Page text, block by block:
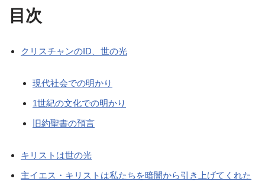
目次
クリスチャンのID、世の光
現代社会での明かり
1世紀の文化での明かり
旧約聖書の預言
キリストは世の光
主イエス・キリストは私たちを暗闇から引き上げてくれた